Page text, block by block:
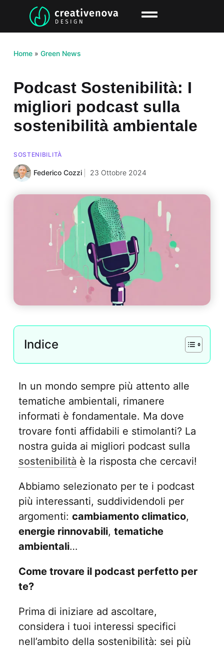
Home» Green News
Podcast Sostenibilità: I
migliori podcast sulla
sostenibilità ambientale
SOSTENIBILITÀ
Federico Cozzi 23 Ottobre 2024
Indice
In un mondo sempre più attento alle
tematiche ambientali, rimanere
informati è fondamentale. Ma dove
trovare fonti affidabili e stimolanti? La
nostra guida ai migliori podcast sulla
sostenibilità è la risposta che cercavi!
Abbiamo selezionato per te i podcast
più interessanti, suddividendoli per
argomenti: cambiamento climatico,
energie rinnovabili, tematiche
ambientali…
Come trovare il podcast perfetto per
te?
Prima di iniziare ad ascoltare,
considera i tuoi interessi specifici
nell’ambito della sostenibilità: sei più